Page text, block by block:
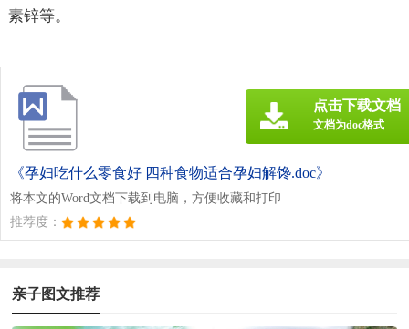
素锌等。
《孕妇吃什么零食好 四种食物适合孕妇解馋.doc》
将本文的Word文档下载到电脑，方便收藏和打印
推荐度：
点击下载文档
文档为doc格式
亲子图文推荐